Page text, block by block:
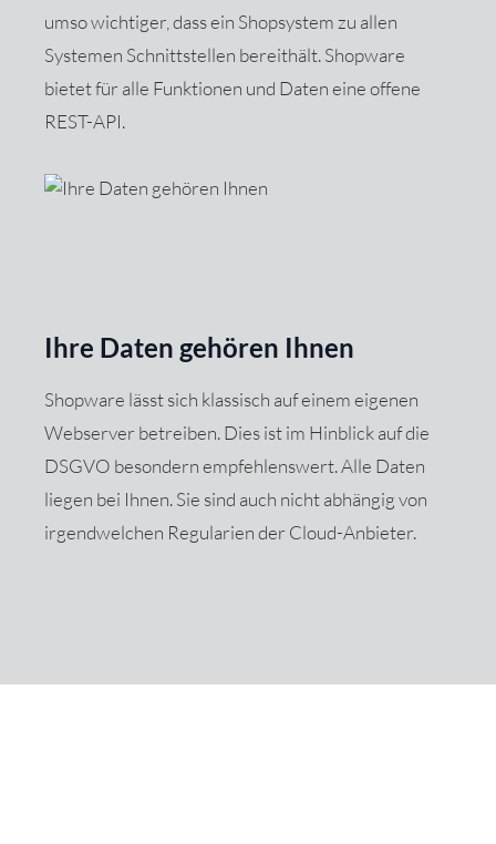
umso wichtiger, dass ein Shopsystem zu allen
Systemen Schnittstellen bereithält. Shopware
bietet für alle Funktionen und Daten eine offene
REST-API.
Ihre Daten gehören Ihnen
Shopware lässt sich klassisch auf einem eigenen
Webserver betreiben. Dies ist im Hinblick auf die
DSGVO besondern empfehlenswert. Alle Daten
liegen bei Ihnen. Sie sind auch nicht abhängig von
irgendwelchen Regularien der Cloud-Anbieter.